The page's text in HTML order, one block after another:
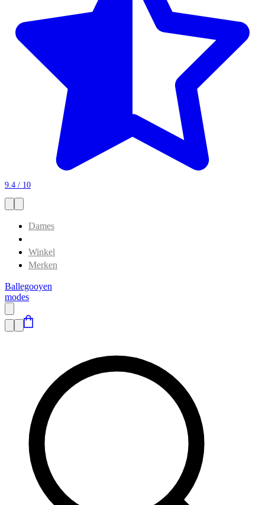
9.4 / 10
Dames
Winkel
Merken
Ballegooyen
modes